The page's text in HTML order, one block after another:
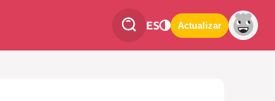
ES Actualizar